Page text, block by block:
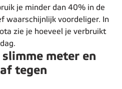
je minder dan 40% in de
waarschijnlijk voordeliger. In
zie je hoeveel je verbruikt
slimme meter en
tegen